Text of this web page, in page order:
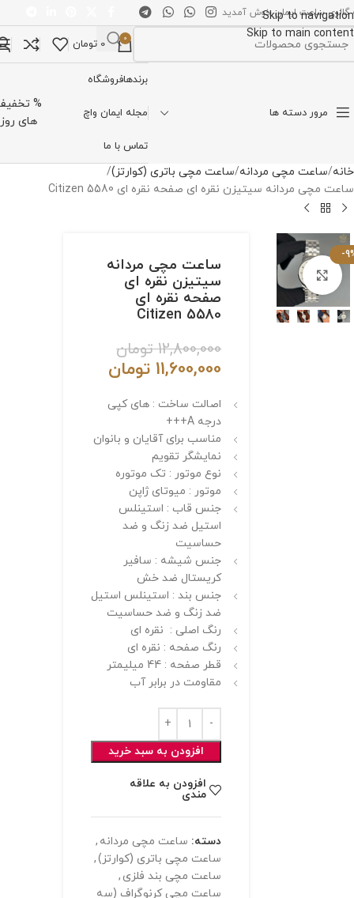
Skip to navigation
Skip to main content
گالری ساعت ایمان خوش آمدید
0
0 تومان
مرور دسته ها
برندهافروشگاه
مجله ایمان واچ
تماس با ما
%
های روز
خانه ساعت مچی مردانه ساعت مچی باتری (کوارتز)
ساعت مچی مردانه سیتیزن نقره ای صفحه نقره ای Citizen 5580
-
برای بزرگنمایی کلیک کنیدساعت مچی مردانه
سیتیزن نقره ای
صفحه نقره ای
Citizen 5580
12,800,000 تومان
11,600,000 تومان
اصالت ساخت : های کپی
درجه A+++
مناسب برای آقایان و بانوان
نمایشگر تقویم
نوع موتور : تک موتوره
موتور : میوتای ژاپن
جنس قاب : استینلس
استیل ضد زنگ و ضد
حساسیت
جنس شیشه : سافیر
کریستال ضد خش
جنس بند : استینلس استیل
ضد زنگ و ضد حساسیت
رنگ اصلی : نقره ای
رنگ صفحه : نقره ای
قطر صفحه : 44 میلیمتر
مقاومت در برابر آب
افزودن به سبد خرید
افزودن به علاقه
مندی
دسته: ساعت مچی مردانه ,
ساعت مچی باتری (کوارتز),
ساعت مچی بند فلزی ,
ساعت مچی کرنوگراف (سه